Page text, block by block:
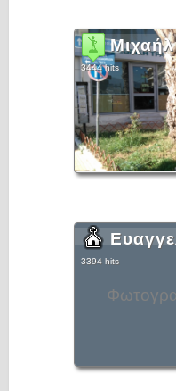
3444 hits
3394 hits